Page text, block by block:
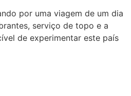
por uma viagem de um dia
serviço de topo e a
de experimentar este país